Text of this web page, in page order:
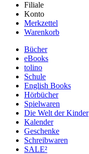
Filiale
Konto
Merkzettel
Warenkorb
Bücher
eBooks
tolino
Schule
English Books
Hörbücher
Spielwaren
Die Welt der Kinder
Kalender
Geschenke
Schreibwaren
SALE²